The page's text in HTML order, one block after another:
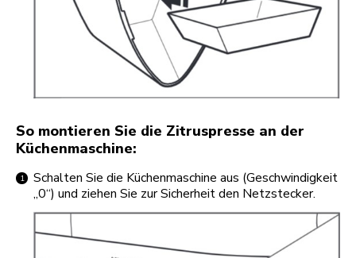
So montieren Sie die Zitruspresse an der
Küchenmaschine:
Schalten Sie die Küchenmaschine aus (Geschwindigkeit
„0“) und ziehen Sie zur Sicherheit den Netzstecker.